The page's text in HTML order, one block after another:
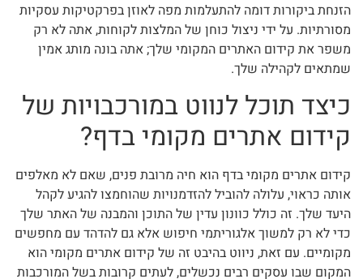
הזנחת ביקורות דומה להתעלמות מפה לאוזן בפרקטיקות עסקיות
מסורתיות. על ידי ניצול כוחן של המלצות לקוחות, אתה לא רק
משפר את קידום האתרים המקומי שלך; אתה בונה מותג אמין
שמתאים לקהילה שלך.
כיצד תוכל לנווט במורכבויות של
קידום אתרים מקומי בדף?
קידום אתרים מקומי בדף הוא חיה מרובת פנים, שאם לא מאלפים
אותה כראוי, עלולה להוביל להזדמנויות שהוחמצו להגיע לקהל
היעד שלך. זה כולל כוונון עדין של התוכן והמבנה של האתר שלך
כדי לא רק למשוך אלגוריתמי חיפוש אלא גם להדהד עם מחפשים
מקומיים. עם זאת, ניווט בהיבט זה של קידום אתרים מקומי הוא
המקום שבו עסקים רבים נכשלים, לעתים קרובות בשל המורכבות